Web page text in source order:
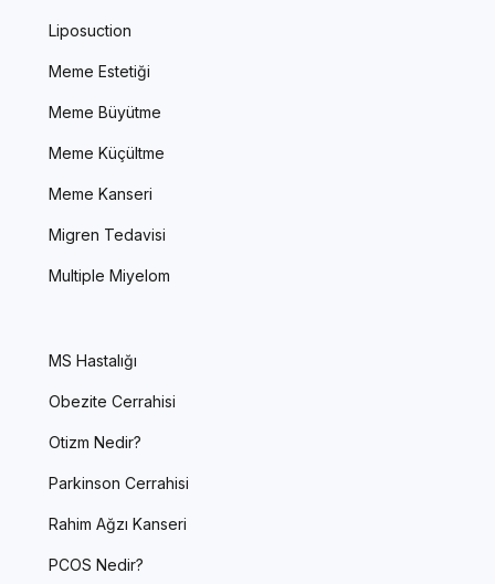
Liposuction
Meme Estetiği
Meme Büyütme
Meme Küçültme
Meme Kanseri
Migren Tedavisi
Multiple Miyelom
MS Hastalığı
Obezite Cerrahisi
Otizm Nedir?
Parkinson Cerrahisi
Rahim Ağzı Kanseri
PCOS Nedir?